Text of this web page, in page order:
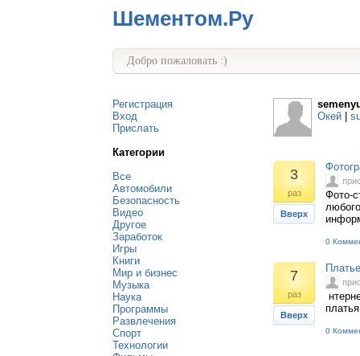
Шементом.Ру
Добро пожаловать :)
Регистрация
Вход
Прислать
Категории
Все
Автомобили
Безопасность
Видео
Другое
Заработок
Игры
Книги
Мир и бизнес
Музыка
Наука
Программы
Развлечения
Спорт
Технологии
Окей
3
раз
Вверх
Фото-
0
7
раз
Вверх
0